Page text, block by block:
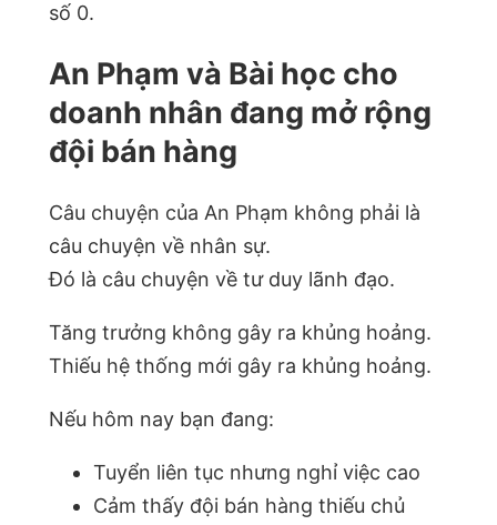
số 0.
An Phạm và Bài học cho
doanh nhân đang mở rộng
đội bán hàng
Câu chuyện của An Phạm không phải là
câu chuyện về nhân sự.
Đó là câu chuyện về tư duy lãnh đạo.
Tăng trưởng không gây ra khủng hoảng.
Thiếu hệ thống mới gây ra khủng hoảng.
Nếu hôm nay bạn đang:
Tuyển liên tục nhưng nghỉ việc cao
Cảm thấy đội bán hàng thiếu chủ